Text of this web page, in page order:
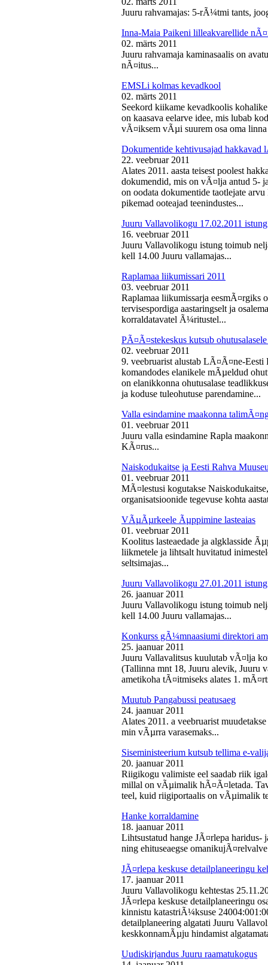
Juuru rahvamajas: 5-rÃ¼tmi tants,
Inna-Maia Paikeni lilleakvarellide
02. märts 2011
Juuru rahvamaja kaminasaalis on
nÃ¤itus...
EMSLi kolmas kevadkool
02. märts 2011
Seekord kiikame kevadkoolis
on kaasava eelarve idee, mis lubab
vÃ¤iksem vÃµi suurem osa oma
Dokumentide kehtivusajad hakkavad
22. veebruar 2011
Alates 2011. aasta teisest poolest
dokumendid, mis on vÃ¤lja antud 5-
on oodata dokumentide taotlejate
pikemad ooteajad teenindustes...
Juuru Vallavolikogu 17.02.2011 istung
16. veebruar 2011
Juuru Vallavolikogu istung toimub
kell 14.00 Juuru vallamajas...
Raplamaa liikumissari 2011
03. veebruar 2011
Raplamaa liikumissarja eesmÃ¤rgiks
tervisespordiga aastaringselt ja
korraldatavatel Ã¼ritustel...
PÃ¤Ã¤stekeskus kutsub
02. veebruar 2011
9. veebruarist alustab LÃ¤Ã¤ne-
komandodes elanikele mÃµeldud
on elanikkonna ohutusalase
ja koduse tuleohutuse parendamine...
Valla esindamine maakonna
01. veebruar 2011
Juuru valla esindamine Rapla
KÃ¤rus...
Naiskodukaitse ja Eesti Rahva
01. veebruar 2011
MÃ¤lestusi kogutakse
organisatsioonide tegevuse kohta
VÃµÃµrkeele Ãµppimine lasteaias
01. veebruar 2011
Koolitus lasteaedade ja algklasside
liikmetele ja lihtsalt huvitatud
seltsimajas...
Juuru Vallavolikogu 27.01.2011 istung
26. jaanuar 2011
Juuru Vallavolikogu istung toimub
kell 14.00 Juuru vallamajas...
Konkurss gÃ¼mnaasiumi direktori
25. jaanuar 2011
Juuru Vallavalitsus kuulutab vÃ¤lja
(Tallinna mnt 18, Juuru alevik, Juuru
ametikoha tÃ¤itmiseks alates 1.
Muutub Pangabussi peatusaeg
24. jaanuar 2011
Alates 2011. a veebruarist
min vÃµrra varasemaks...
Siseministeerium kutsub tellima e-
20. jaanuar 2011
Riigikogu valimiste eel saadab riik
millal on vÃµimalik hÃ¤Ã¤letada.
teel, kuid riigiportaalis on vÃµimalik
Hanke korraldamine
18. jaanuar 2011
Lihtsustatud hange JÃ¤rlepa
ning ehituseaegse
JÃ¤rlepa keskuse detailplaneeringu
17. jaanuar 2011
Juuru Vallavolikogu kehtestas
JÃ¤rlepa keskuse detailplaneeringu
kinnistu katastriÃ¼ksuse
detailplaneering algatati Juuru
keskkonnamÃµju hindamist
Uudiskirjandus Juuru raamatukogus